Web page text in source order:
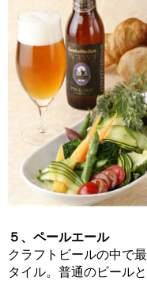
５、ペールエール
クラフトビールの中で
タイル。普通のビール